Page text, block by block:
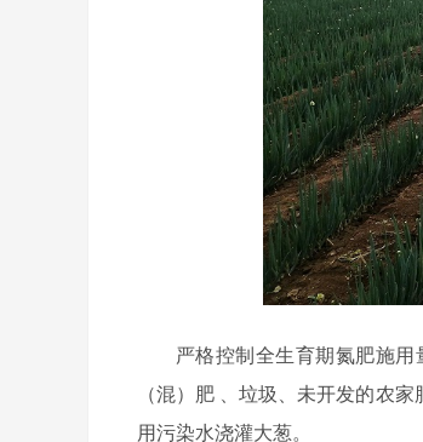
严格控制全生育期氮肥施
（混）肥 、垃圾、未开发的农
用污染水浇灌大葱。